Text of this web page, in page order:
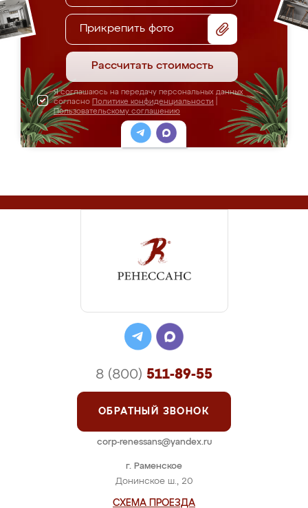
Прикрепить фото
Рассчитать стоимость
Я соглашаюсь на передачу персональных данных
согласно Политике конфиденциальности
Пользовательскому соглашению
г. Раменское
Донинское ш., 20
СХЕМА ПРОЕЗДА
8 (800) 511-89-55
ОБРАТНЫЙ ЗВОНОК
corp-renessans@yandex.ru